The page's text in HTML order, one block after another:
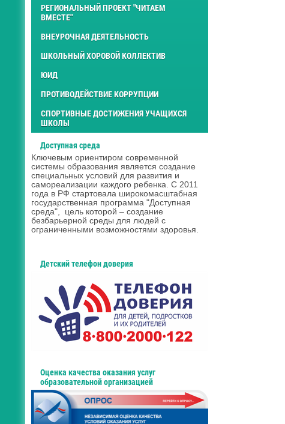
РЕГИОНАЛЬНЫЙ ПРОЕКТ "ЧИТАЕМ
ВМЕСТЕ"
ВНЕУРОЧНАЯ ДЕЯТЕЛЬНОСТЬ
ШКОЛЬНЫЙ ХОРОВОЙ КОЛЛЕКТИВ
ЮИД
ПРОТИВОДЕЙСТВИЕ КОРРУПЦИИ
СПОРТИВНЫЕ ДОСТИЖЕНИЯ УЧАЩИХСЯ
ШКОЛЫ
Доступная среда
Ключевым ориентиром современной
системы образования является создание
специальных условий для развития и
самореализации каждого ребенка. С 2011
года в РФ стартовала широкомасштабная
государственная программа "Доступная
среда", цель которой – создание
безбарьерной среды для людей с
ограниченными возможностями здоровья.
Детский телефон доверия
Оценка качества оказания услуг
образовательной организацией